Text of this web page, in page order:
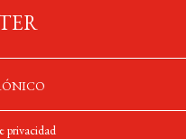
privacidad